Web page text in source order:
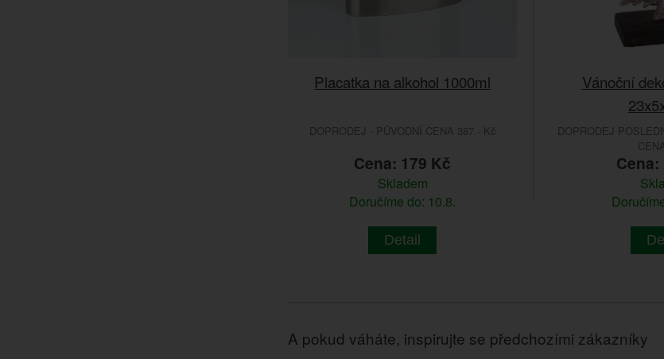
Placatka na alkohol 1000ml
DOPRODEJ - PŮVODNÍ CENA 387.- Kč
Cena: 179 Kč
Skladem
Doručíme do: 10.8.
Detail
Vánoční
DOPRODEJ
Cena:
A pokud váháte, inspirujte se předchozími zákazníky